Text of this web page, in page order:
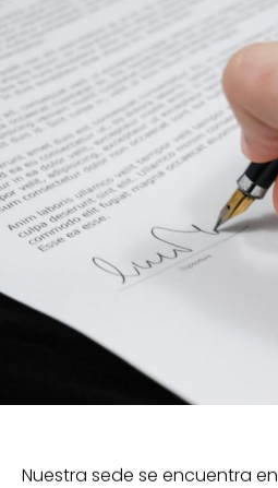
Nuestra sede se encuentra en